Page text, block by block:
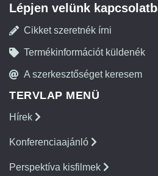
Lépjen velünk
Cikket szeretnék írni
Termékinformációt küldenék
A szerkesztőséget keresem
TERVLAP MENÜ
Hírek
Konferenciaajánló
Perspektíva kisfilmek